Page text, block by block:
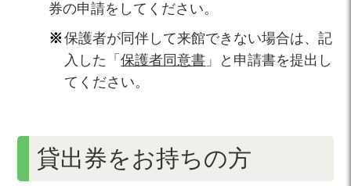
券の申請をしてください。
保護者が同伴して来館できない場合は、記
入した「保護者同意書 」と申請書を提出し
てください。
貸出券をお持ちの方